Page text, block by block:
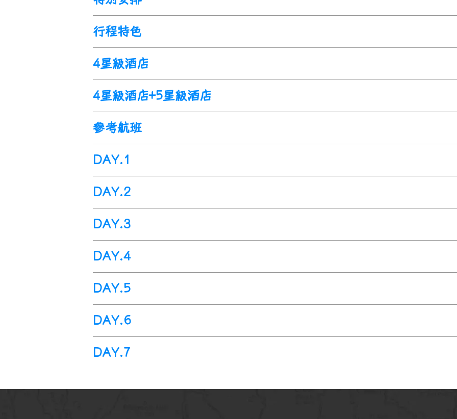
結合，孩子們可以體驗到多元文化的新加坡，品嚐特色的風味美食，快來和我們
感受其獨特魅力和文化風情。
安排新加坡國立大學和南洋理工大學的趣味課程，
🌟 特色蠟染課程+動物生態課程：
馬來西亞特色蠟染體驗，新加坡動物園尋找神奇動物。
🌟 自然生態體驗+科學互動課程：
新生水館探索一滴水的旅程，科學中心小小科學家思維訓練。
🌟 烏敏島生態探索：
感受大自然與歷史的和諧交融，留下難忘的遊學體驗。
行程特色
新加坡國立大學，是新加坡首屈一指的世界級頂尖大學。
🌟 新加坡科學館：
館內有超過850件互動式展覽品，充分體現科學的奧秘，
🌟 濱海灣花園：
這裡有世界上最高的室內瀑布和一座山巒葱郁的山脈，來自世界各個角落的植物點綴其中
植物與科技巧妙結合的濱海灣花園是新加坡市中心的超級花園，詮釋了新加坡-花園城市的
一座靜臥於新加坡東北部岸外的小島，展現了廣闊大自然與厚重歷史的和諧交融。按照新
物都盡可能保持原生態的面貌。 搭乘渡輪，方可抵達這個世外桃源。
4星級酒店
4星級酒店+5星級酒店
參考航班
DAY.1
今日於指定時間內集合於桃園國際機場，由專人辦理出境手續後，搭機飛往-新加坡(樟宜)
時，由當地車導(中文)接機。隨即展開 Amazing trip to 新加坡多元文化趣味研學營7日之
首先前往住宿酒店辦理入住，接著自由活動。
DAY.2
上午：在新加坡名校學習中心上一堂生動有趣的雙語體驗課，讓孩子們親身感受到世界一
過多種生動有趣的方式，讓孩子們一起去完成一項充満意義的活動，這也是新加坡學校每
下午 ：人文課程，兼容並蓄的文化特色為新加坡增添了無限的魅力，各民族文化交融並
體。 甘榜格南及蘇丹回教堂、小印度幫助學生們深入瞭解馬來文化；牛車水唐人街則會
解南洋華人的
DAY.3
上午：學生們前往新加坡當地馬來傳統蠟染工藝學校，親手學習馬來傳統文化中的蠟染工
下午：學員們將來到戶外課程之一-新加坡動物園。 在這裏，學員們不再居高臨下的觀看
而是和這些凶猛動物面對面，從幾米遠的距離跟它們打招呼。
DAY.4
上午：學員們將前往參觀新加坡新生水館，學習如何利用水資源，通過展覽中心多感官的
｀＇新生水＂的發現之旅。
下午：前往新加坡科學中心小小科學家思維訓練，新加坡最大的科學展示館，館內超過
妙。
DAY.5
體驗亞洲最大的一座以電影爲主題的樂園
等，接受分組任務，每組需帯回訪問主題館的標示或簡介。
傍晚時分，遊覽美麗的聖淘沙島，漫步海邊，來到東南亞的最南端。
DAY.6
上午：濱海灣花園探索，這裏有世界上最高的室內瀑布和一座山戀葱郁的山脈，來自世界
DAY.7
酒店早餐後自由活動，視航班時間前往機場搭機返回-桃園國際機場。